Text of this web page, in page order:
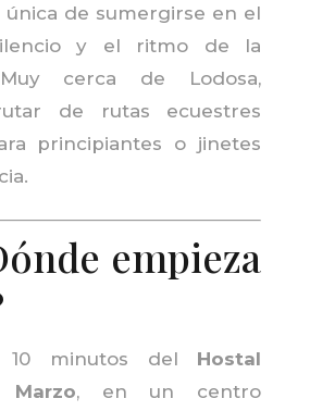
única de sumergirse en el
y el ritmo de la
Muy cerca de Lodosa,
de rutas ecuestres
principiantes o jinetes
empieza
minutos del Hostal
Marzo, en un centro